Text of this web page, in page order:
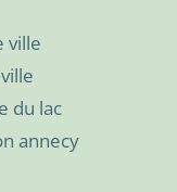
ville
du lac
annecy